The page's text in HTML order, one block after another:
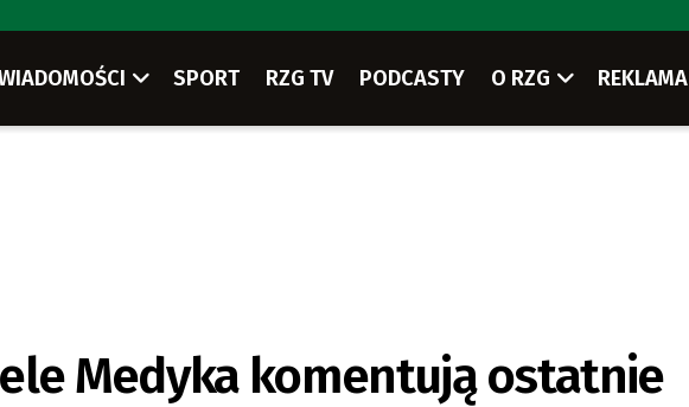
SPORT RZG TV PODCASTY O RZG REKLAMA
Medyka komentują ostatnie